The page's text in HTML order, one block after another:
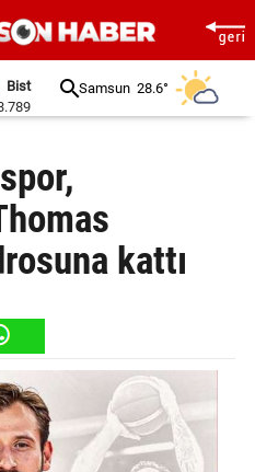
Bist
Samsun 28.6°
kattı